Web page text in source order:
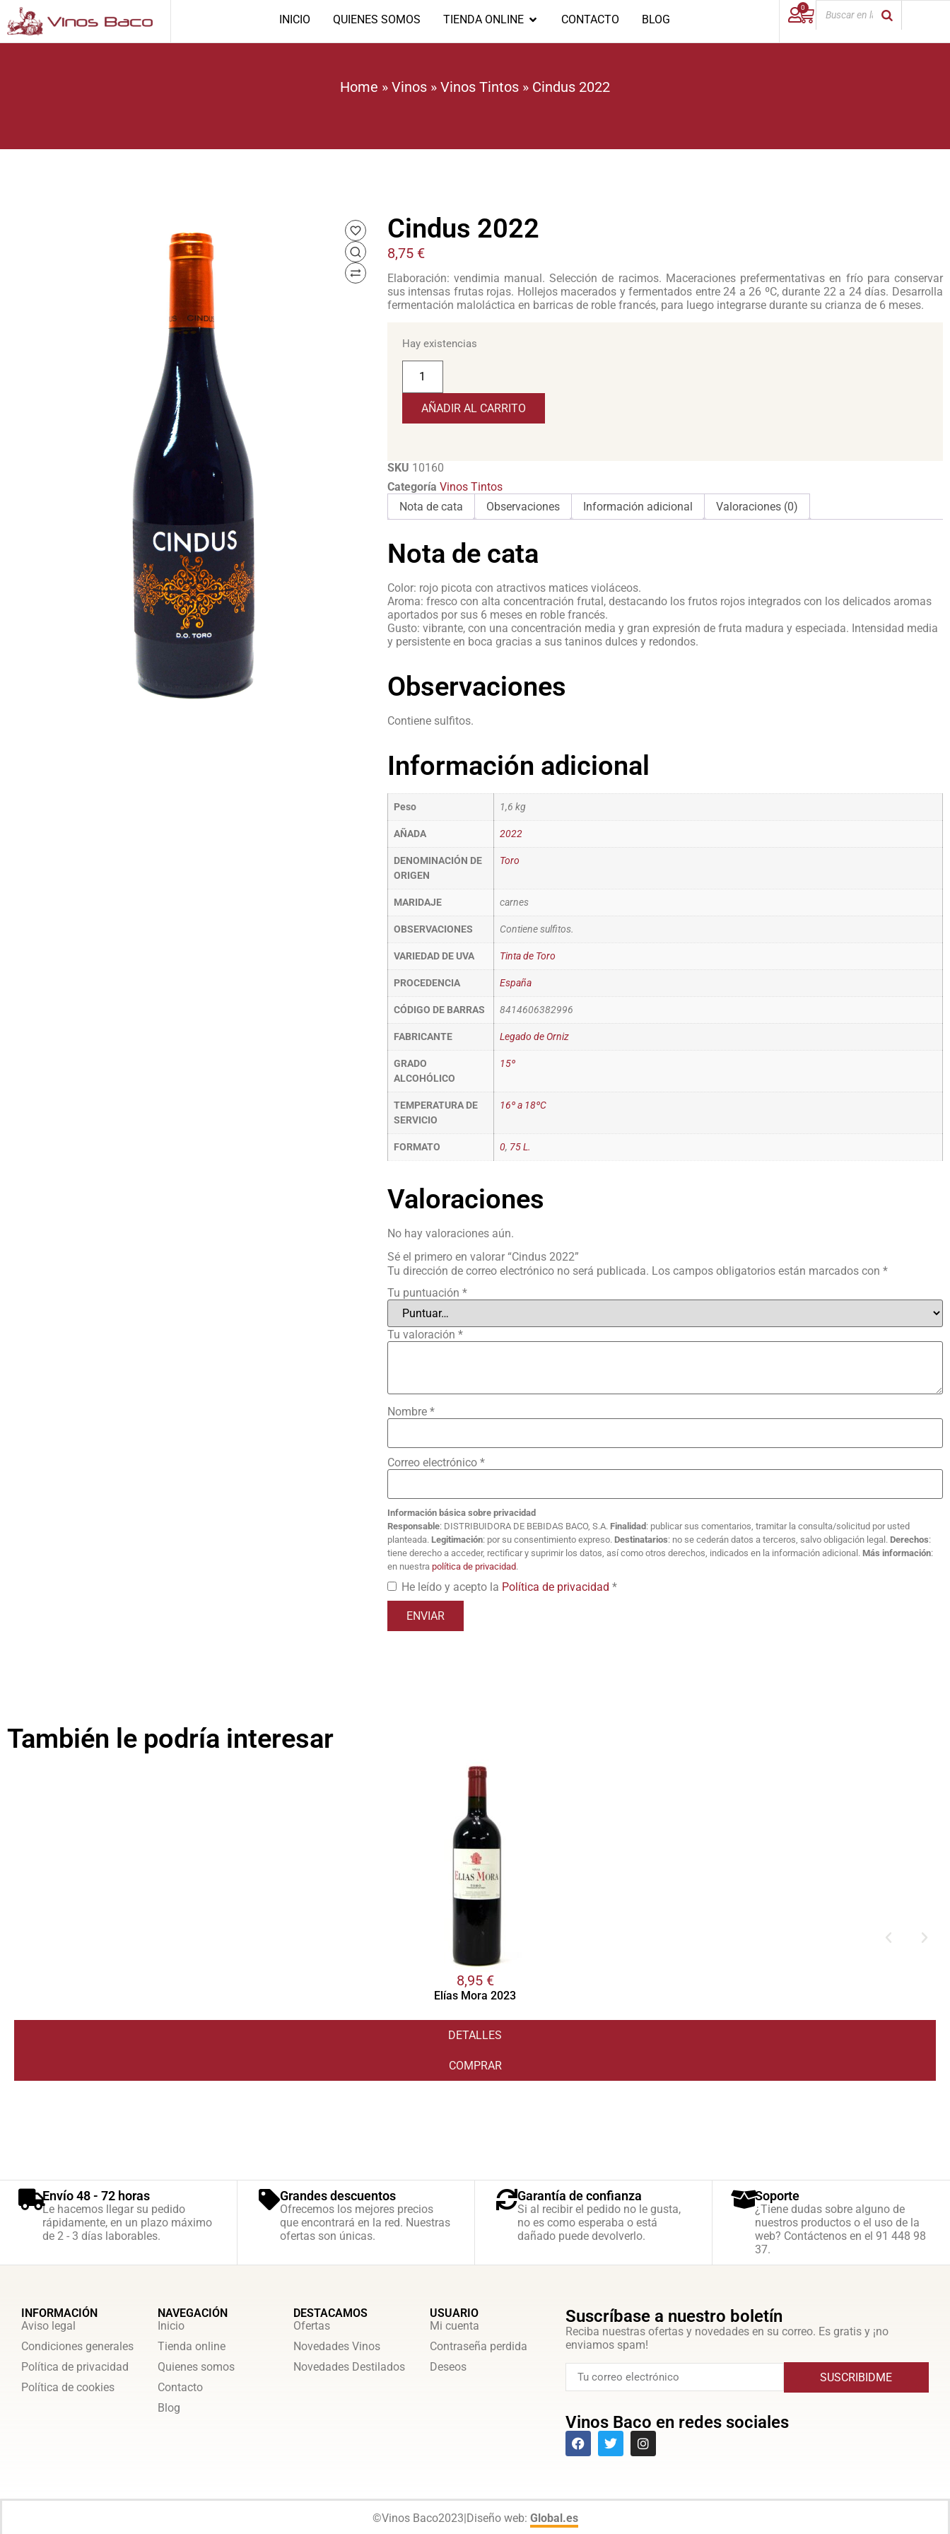
INICIO QUIENES SOMOS TIENDA ONLINE CONTACTO BLOG
0
Home » Vinos » Vinos Tintos » Cindus 2022
Cindus 2022
8,75 €
Elaboración: vendimia manual. Selección de racimos. Maceraciones prefermentativas en frío para conservar
sus intensas frutas rojas. Hollejos macerados y fermentados entre 24 a 26 ºC, durante 22 a 24 días. Desarrolla
fermentación maloláctica en barricas de roble francés, para luego integrarse durante su crianza de 6 meses.
Hay existencias
AÑADIR AL CARRITO
SKU 10160
Categoría Vinos Tintos
Nota de cata
Observaciones Información adicional Valoraciones (0)
Nota de cata
Color: rojo picota con atractivos matices violáceos.
Aroma: fresco con alta concentración frutal, destacando los frutos rojos integrados con los delicados aromas
aportados por sus 6 meses en roble francés.
Gusto: vibrante, con una concentración media y gran expresión de fruta madura y especiada. Intensidad media
y persistente en boca gracias a sus taninos dulces y redondos.
Observaciones
Contiene sulfitos.
Información adicional
Peso 1,6 kg
AÑADA 2022
DENOMINACIÓN DE
ORIGEN
Toro
MARIDAJE carnes
OBSERVACIONES Contiene sulfitos.
VARIEDAD DE UVA Tinta de Toro
PROCEDENCIA España
CÓDIGO DE BARRAS 8414606382996
FABRICANTE Legado de Orniz
GRADO
ALCOHÓLICO
15º
TEMPERATURA DE
SERVICIO
16º a 18ºC
FORMATO 0, 75 L.
Valoraciones
No hay valoraciones aún.
Sé el primero en valorar “Cindus 2022”
Tu dirección de correo electrónico no será publicada. Los campos obligatorios están marcados con *
Tu puntuación *
Tu valoración *
Nombre *
Correo electrónico *
Información básica sobre privacidad
Responsable: DISTRIBUIDORA DE BEBIDAS BACO, S.A. Finalidad : publicar sus comentarios, tramitar la consulta/solicitud por usted
planteada. Legitimación: por su consentimiento expreso. Destinatarios: no se cederán datos a terceros, salvo obligación legal. Derechos:
tiene derecho a acceder, rectificar y suprimir los datos, así como otros derechos, indicados en la información adicional. Más información:
en nuestra política de privacidad.
He leído y acepto la Política de privacidad *
También le podría interesar
8,95 €
Elías Mora 2023
DETALLES
COMPRAR
Envío 48 - 72 horas
Le hacemos llegar su pedido
rápidamente, en un plazo máximo
de 2 - 3 días laborables.
Grandes descuentos
Ofrecemos los mejores precios
que encontrará en la red. Nuestras
ofertas son únicas.
Garantía de confianza
Si al recibir el pedido no le gusta,
no es como esperaba o está
dañado puede devolverlo.
Soporte
¿Tiene dudas sobre alguno de
nuestros productos o el uso de la
web? Contáctenos en el 91 448 98
37.
INFORMACIÓN
Aviso legal
Condiciones generales
Política de privacidad
Política de cookies
NAVEGACIÓN
Inicio
Tienda online
Quienes somos
Contacto
Blog
DESTACAMOS
Ofertas
Novedades Vinos
Novedades Destilados
USUARIO
Mi cuenta
Contraseña perdida
Deseos
Suscríbase a nuestro boletín
Reciba nuestras ofertas y novedades en su correo. Es gratis y ¡no
enviamos spam!
SUSCRIBIDME
Vinos Baco en redes sociales
©Vinos Baco2023|Diseño web: Global.es